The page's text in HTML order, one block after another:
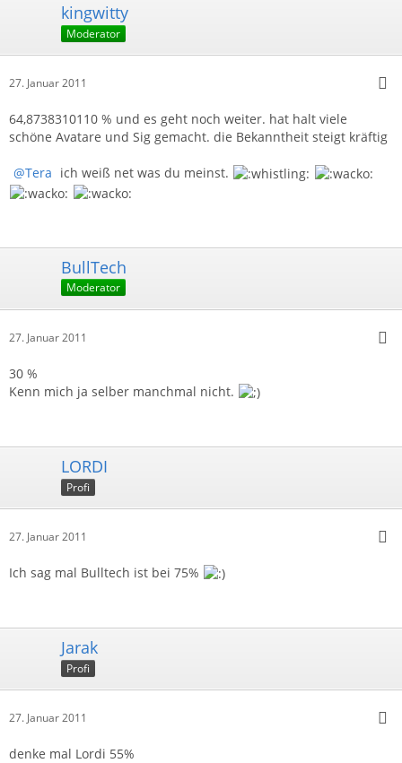
kingwitty
Moderator
27. Januar 2011
64,8738310110 % und es geht noch weiter. hat halt viele
schöne Avatare und Sig gemacht. die Bekanntheit steigt kräftig
Tera ich weiß net was du meinst.
BullTech
Moderator
27. Januar 2011
30 %
Kenn mich ja selber manchmal nicht.
LORDI
Profi
27. Januar 2011
Ich sag mal Bulltech ist bei 75%
Jarak
Profi
27. Januar 2011
denke mal Lordi 55%